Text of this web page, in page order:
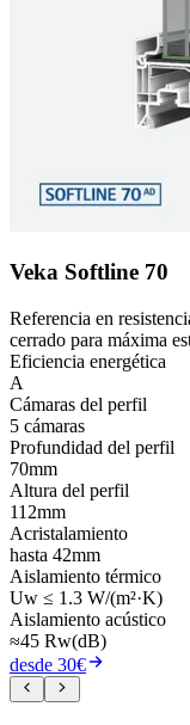
Veka Softline 70
Referencia en
cerrado para máxima
Eficiencia energética
A
Cámaras del perfil
5 cámaras
Profundidad del perfil
70mm
Altura del perfil
112mm
Acristalamiento
hasta 42mm
Aislamiento térmico
Uw ≤ 1.3 W/(m²·K)
Aislamiento acústico
≈45 Rw(dB)
desde 30€